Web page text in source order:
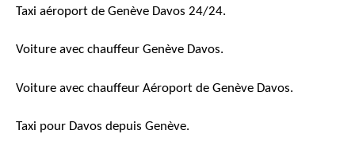
Taxi aéroport de Genève Davos 24/24.
Voiture avec chauffeur Genève Davos.
Voiture avec chauffeur Aéroport de Genève Davos.
Taxi pour Davos depuis Genève.